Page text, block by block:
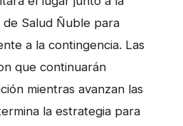
Salud Ñuble para
a la contingencia. Las
que continuarán
mientras avanzan las
la estrategia para